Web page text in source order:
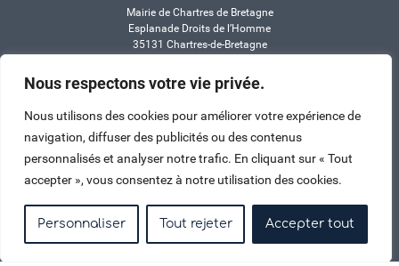
Nous respectons votre vie privée.
Nous utilisons des cookies pour améliorer votre expérience de
navigation, diffuser des publicités ou des contenus
personnalisés et analyser notre trafic. En cliquant sur « Tout
accepter », vous consentez à notre utilisation des cookies.
Personnaliser Tout rejeter Accepter tout
Mairie de Chartres de Bretagne
Esplanade Droits de l’Homme
35131 Chartres-de-Bretagne
Horaires
Durant les congés d’été :
de 9h à 12h et de 14h à 17h
Jeudi : de 9h à 12h et de 15h à 17h